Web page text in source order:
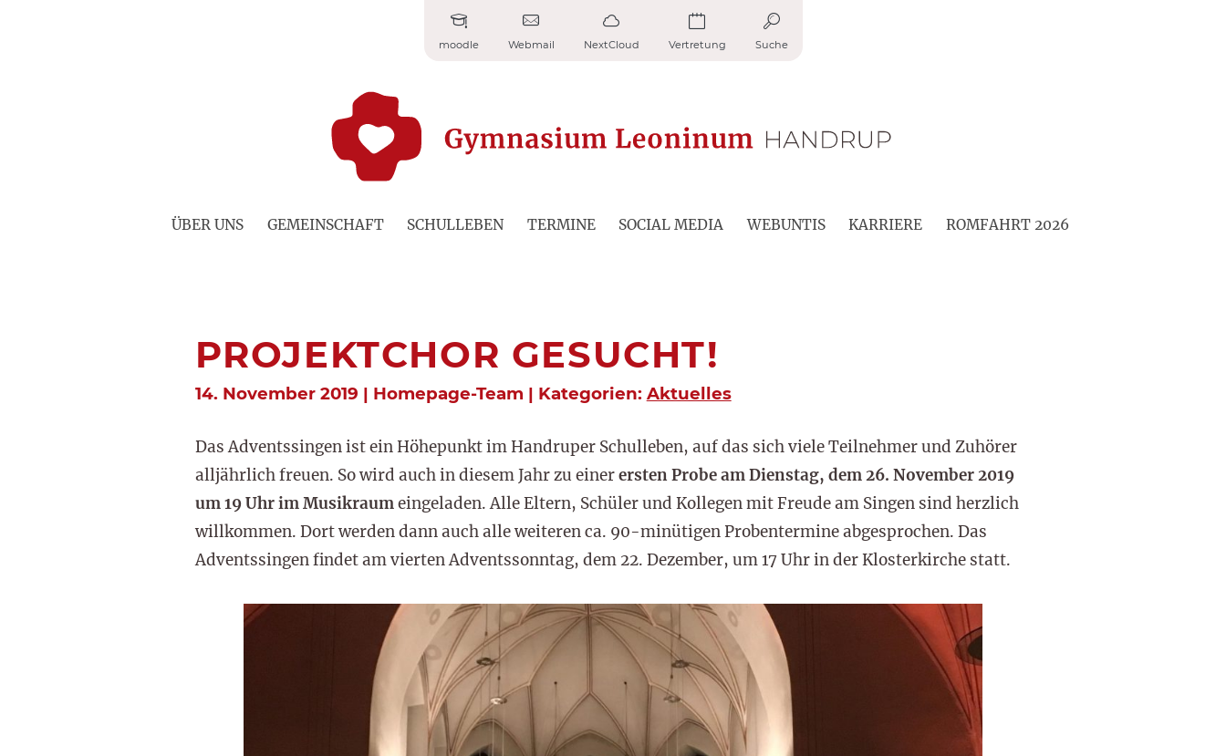
moodle Webmail NextCloud Vertretung Suche
ÜBER UNS GEMEINSCHAFT SCHULLEBEN TERMINE SOCIAL MEDIA WEBUNTIS KARRIERE ROMFAHRT 2026
PROJEKTCHOR GESUCHT!
14. November 2019 | Homepage-Team | Kategorien: Aktuelles
Das Adventssingen ist ein Höhepunkt im Handruper Schulleben, auf das sich viele Teilnehmer und Zuhörer
alljährlich freuen. So wird auch in diesem Jahr zu einerersten Probe am Dienstag, dem 26. November 2019
um 19 Uhr im Musikraumeingeladen. Alle Eltern, Schüler und Kollegen mit Freude am Singen sind herzlich
willkommen. Dort werden dann auch alle weiteren ca. 90-minütigen Probentermine abgesprochen. Das
Adventssingen findet am vierten Adventssonntag, dem 22. Dezember, um 17 Uhr in der Klosterkirche statt.